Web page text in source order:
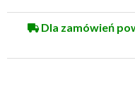
Dla zamówień